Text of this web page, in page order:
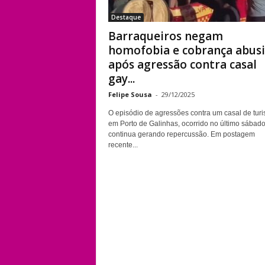
Destaque
Barraqueiros negam
homofobia e cobrança
após agressão contra casal
gay...
Felipe Sousa - 29/12/2025
O episódio de agressões contra um casal de
em Porto de Galinhas, ocorrido no último
continua gerando repercussão. Em postagem
recente...